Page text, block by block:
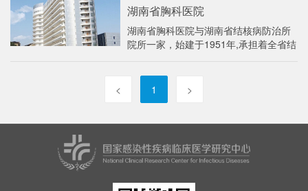
湖南省胸科医院
湖南省胸科医院与湖南省结核病防治所
院所一家，始建于1951年,承担着全省结
<
1 >